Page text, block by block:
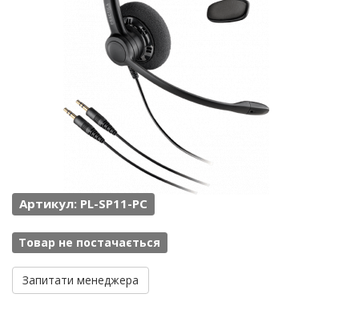
Артикул: PL-SP11-PC
Товар не постачається
Запитати менеджера